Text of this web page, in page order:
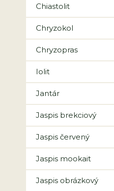
Chiastolit
Chryzokol
Chryzopras
Iolit
Jantár
Jaspis brekciový
Jaspis červený
Jaspis mookait
Jaspis obrázkový